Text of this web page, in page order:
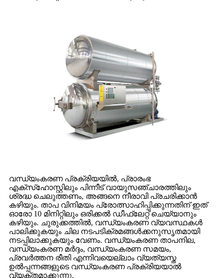
വന്ധ്യംകരണ പ്രക്രിയയിൽ, പ്രാരംഭ
എക്‌സ്‌ഹോസ്റ്റിലും പിന്നീട് വായുസഞ്ചാരത്തിലും
ശ്രദ്ധ ചെലുത്തണം, അങ്ങനെ നീരാവി പ്രചരിക്കാൻ
കഴിയും. താപ വിനിമയം പ്രോത്സാഹിപ്പിക്കുന്നതിന് ഇത്
ഓരോ 10 മിനിറ്റിലും ഒരിക്കൽ ഡീഫ്ലേറ്റ് ചെയ്യാനും
കഴിയും. ചുരുക്കത്തിൽ, വന്ധ്യംകരണ വ്യവസ്ഥകൾ
പാലിക്കുകയും ചില നടപടിക്രമങ്ങൾക്കനുസൃതമായി
നടപ്പിലാക്കുകയും വേണം. വന്ധ്യംകരണ താപനില,
വന്ധ്യംകരണ മർദ്ദം, വന്ധ്യംകരണ സമയം,
പ്രവർത്തന രീതി എന്നിവയെല്ലാം വ്യത്യസ്ത
ഉൽപ്പന്നങ്ങളുടെ വന്ധ്യംകരണ പ്രക്രിയയാൽ
വ്യക്തമാക്കുന്നു.